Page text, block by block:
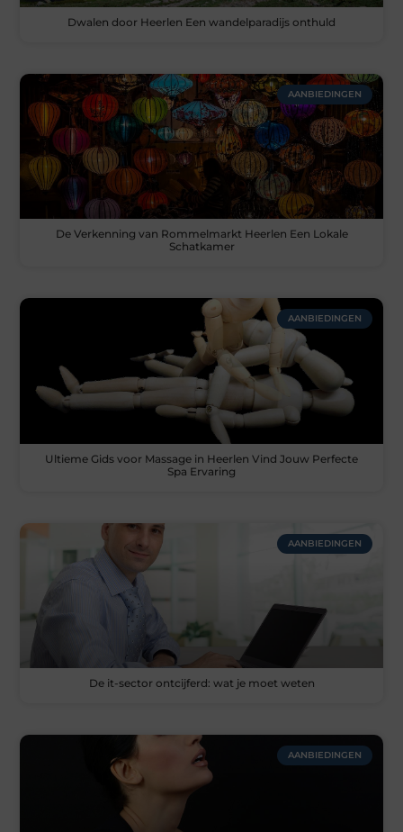
Dwalen door Heerlen Een wandelparadijs onthuld
AANBIEDINGEN
De Verkenning van Rommelmarkt Heerlen Een Lokale
Schatkamer
AANBIEDINGEN
Ultieme Gids voor Massage in Heerlen Vind Jouw Perfecte
Spa Ervaring
AANBIEDINGEN
De it-sector ontcijferd: wat je moet weten
AANBIEDINGEN